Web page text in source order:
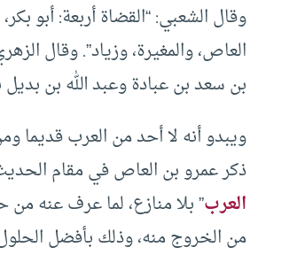
وقال الشعبي: “القضاة أربعة: أبو
العاص، والمغيرة، وزياد”. وقال
بن سعد بن عبادة وعبد الله بن بديل
ويبدو أنه لا أحد من العرب قديما
ذكر عمرو بن العاص في مقام
العرب” بلا منازع، لما عرف عنه
من الخروج منه، وذلك بأفضل